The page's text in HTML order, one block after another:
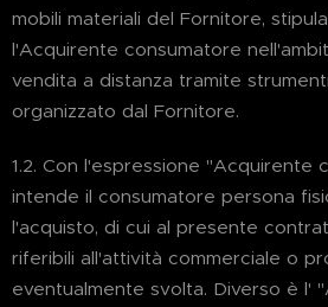
mobili materiali del Fornitore,
l'Acquirente consumatore
vendita a distanza tramite
organizzato dal Fornitore.
1.2. Con l'espressione "Acquirente
intende il consumatore persona
l'acquisto, di cui al presente
riferibili all'attività commerciale o
eventualmente svolta. Diverso è l'